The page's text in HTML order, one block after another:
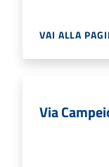
VAI ALLA
Via